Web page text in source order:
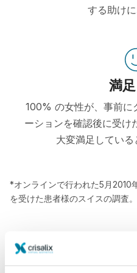
する助けに
満
100% の女性が、事前に
ーションを確認後に受け
大変満足してい
*オンラインで行われた5月2010
を受けた患者様のスイスの調査。